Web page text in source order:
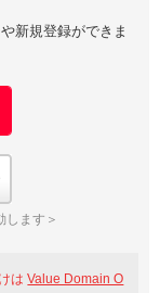
ン画面へ遷移します
成
新規登録ができま
します＞
はValue Domain O